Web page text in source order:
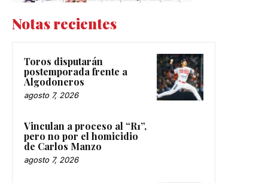
Notas recientes
Toros disputarán
postemporada frente a
Algodoneros
agosto 7, 2026
Vinculan a proceso al “R1”,
pero no por el homicidio
de Carlos Manzo
agosto 7, 2026